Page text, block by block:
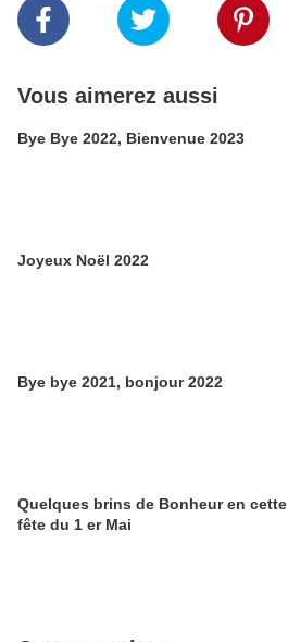
Vous aimerez aussi
Bye Bye 2022, Bienvenue 2023
Joyeux Noël 2022
Bye bye 2021, bonjour 2022
Quelques brins de Bonheur en cette
fête du 1 er Mai